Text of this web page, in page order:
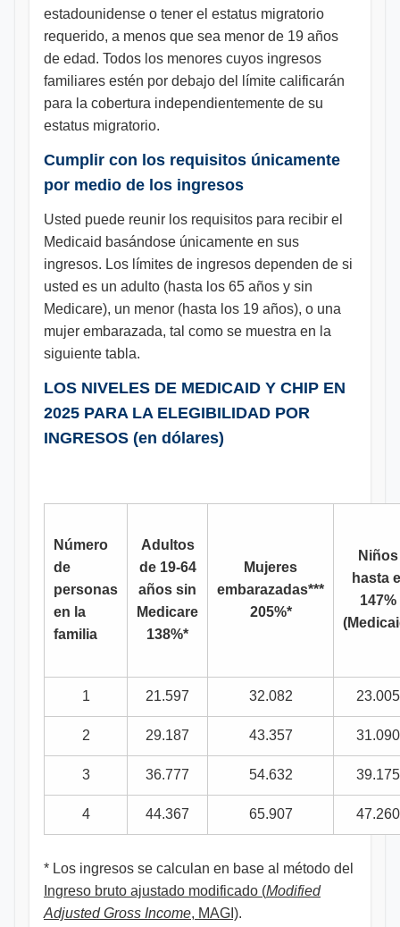
estadounidense o tener el estatus migratorio
requerido, a menos que sea menor de 19 años
de edad. Todos los menores cuyos ingresos
familiares estén por debajo del límite calificarán
para la cobertura independientemente de su
estatus migratorio.
Cumplir con los requisitos únicamente
por medio de los ingresos
Usted puede reunir los requisitos para recibir el
Medicaid basándose únicamente en sus
ingresos. Los límites de ingresos dependen de si
usted es un adulto (hasta los 65 años y sin
Medicare), un menor (hasta los 19 años), o una
mujer embarazada, tal como se muestra en la
siguiente tabla.
LOS NIVELES DE MEDICAID Y CHIP EN
2025 PARA LA ELEGIBILIDAD POR
INGRESOS (en dólares)
Número
de
personas
en la
familia
Adultos
de 19-64
años sin
Medicare
138%*
Mujeres
embarazadas***
205%*
Niños
hasta
147%
1 21.597 32.082 23.005
2 29.187 43.357 31.090
3 36.777 54.632 39.175
4 44.367 65.907 47.260
* Los ingresos se calculan en base al método del
Ingreso bruto ajustado modificado (Modified
Adjusted Gross Income, MAGI).